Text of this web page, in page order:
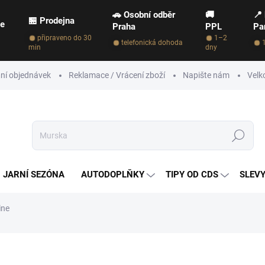
🏪 Prodejna
🚗 Osobní odběr
Praha
🚚
PPL
📍
připraveno do 30
min
telefonická dohoda
1–2
dny
objednávek Reklamace / Vrácení zboží Napište nám
Hledat
JARNÍ SEZÓNA AUTODOPLŇKY TIPY OD CDS